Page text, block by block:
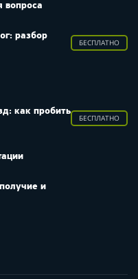
вопроса
разбор
БЕСПЛАТНО
как пробить
БЕСПЛАТНО
и